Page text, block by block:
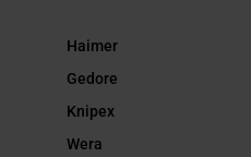
Haimer
Gedore
Knipex
Wera